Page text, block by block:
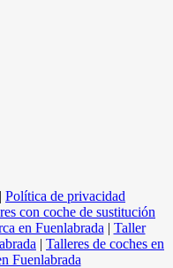
Política de privacidad
con coche de sustitución
en Fuenlabrada | Taller
| Talleres de coches en
Fuenlabrada